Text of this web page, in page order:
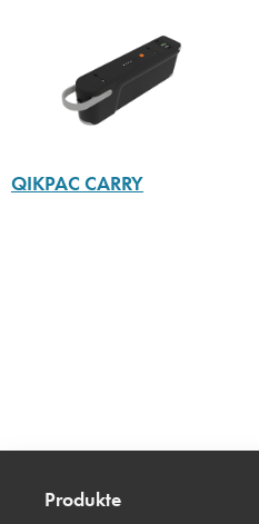
QIKPAC CARRY
Produkte